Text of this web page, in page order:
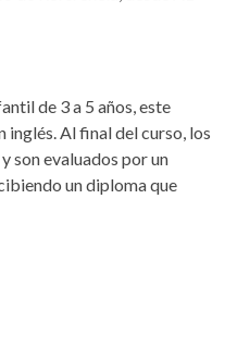
de 3 a 5 años, este
Al final del curso, los
son evaluados por un
un diploma que